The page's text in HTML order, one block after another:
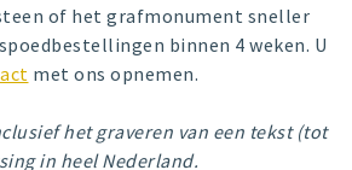
of het grafmonument sneller
binnen 4 weken. U
met ons opnemen.
het graveren van een tekst (tot
in heel Nederland.